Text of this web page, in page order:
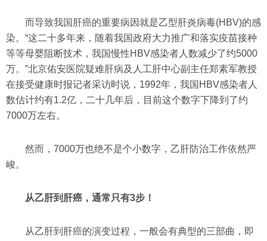
而导致我国肝癌的重要病因就是乙型肝炎病毒(HBV)的感
染。“这二十多年来，随着我国政府大力推广和落实疫苗接种
等等母婴阻断技术，我国慢性HBV感染者人数减少了约5000
万。”北京佑安医院疑难肝病及人工肝中心副主任郑素军教授
在接受健康时报记者采访时说，1992年，我国HBV感染者人
数估计约有1.2亿，二十几年后，目前这个数字下降到了约
7000万左右。
然而，7000万也绝不是个小数字，乙肝防治工作依然严
峻。
从乙肝到肝癌，通常只有3步！
从乙肝到肝癌的演变过程，一般会有典型的三部曲，即